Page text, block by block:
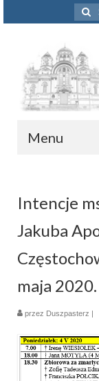
w:
Menu
Piszą o
Remont
Parafia
Historia
Intencje
Jakuba
maja 2020.
przez Duszpasterz